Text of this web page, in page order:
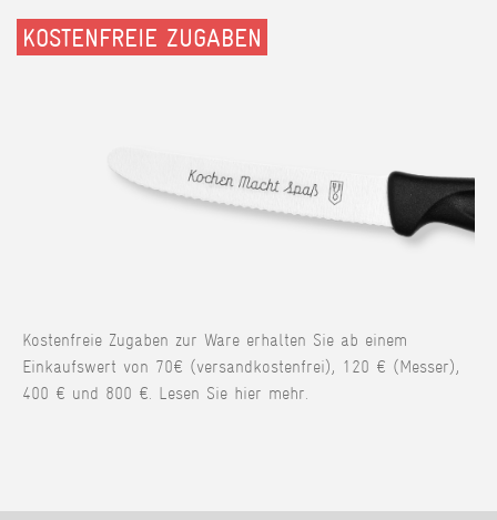
KOSTENFREIE ZUGABEN
Kostenfreie Zugaben zur Ware erhalten Sie ab einem
Einkaufswert von 70€ (versandkostenfrei), 120 € (Messer),
400 € und 800 €. Lesen Sie hier mehr.